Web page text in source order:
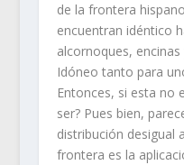
de la frontera
encuentran idéntico
alcornoques,
Idóneo tanto para
Entonces, si esta no
ser? Pues bien,
distribución desigual
frontera es la